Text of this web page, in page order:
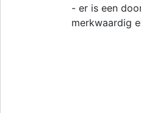
- er is een
merkwaardig